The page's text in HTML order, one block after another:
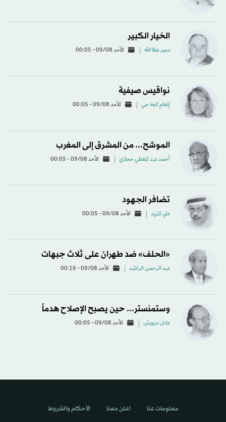
الخيار الكبير
سمير عطا الله الأحد 09/08 - 00:05
نواقيس صيفية
إنعام كجه جي الأحد 09/08 - 00:05
الموشح... من المشرق إلى المغرب
أحمد عبد المعطي حجازي الأحد 09/08 - 00:05
تضافر الجهود
علي المزيد الأحد 09/08 - 00:05
«الحلف» ضد طهرانَ على ثلاث جبهات
عبد الرحمن الراشد الأحد 09/08 - 00:16
وستمنستر... حين يصبح الإصلاح هدماً
عادل درويش الأحد 09/08 - 00:05
معلومات عنا اعلن معنا الأحكام والشروط